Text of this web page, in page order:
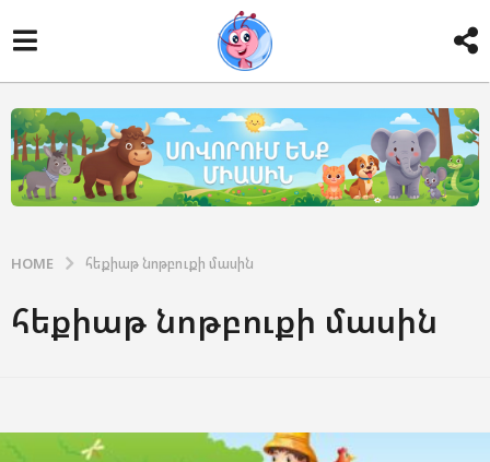
HOME հեքիաթ նոթբուքի մասին
հեքիաթ նոթբուքի մասին